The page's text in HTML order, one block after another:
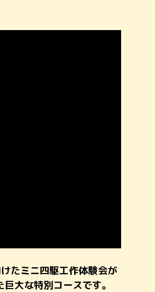
たミニ四駆工作体験会が
大な特別コースです。